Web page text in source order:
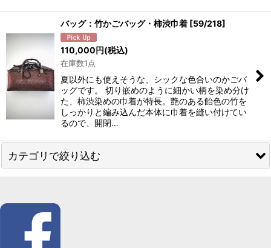
バッグ：竹かごバッグ・柿渋巾着 [59/218]
110,000円(税込)
在庫数1点
夏以外にも使えそうな、シックな色合いのかごバ
ッグです。 切り嵌めのように細かい柄を染め分け
た、柿渋染めの巾着が特長。艶のある飴色の竹を
しっかりと編み込んだ本体に巾着を縫い付けてい
るので、開閉…
カテゴリで絞り込む
女性用